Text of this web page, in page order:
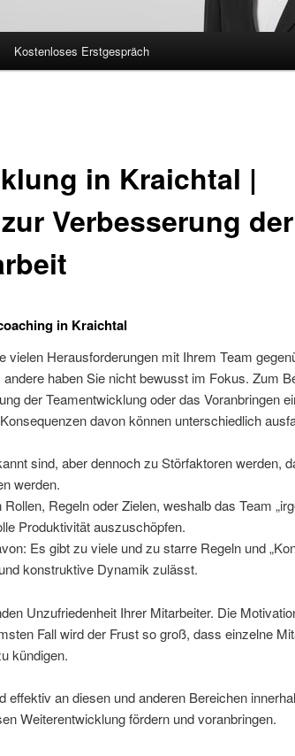
Kostenloses Erstgespräch
in Kraichtal |
Verbesserung der
in Kraichtal
vielen Herausforderungen mit Ihrem Team
haben Sie nicht bewusst im Fokus. Zum
der Teamentwicklung oder das Voranbringen
davon können unterschiedlich
sind, aber dennoch zu Störfaktoren werden,
werden.
Regeln oder Zielen, weshalb das Team
Produktivität auszuschöpfen.
Es gibt zu viele und zu starre Regeln und
konstruktive Dynamik zulässt.
Unzufriedenheit Ihrer Mitarbeiter. Die
Fall wird der Frust so groß, dass einzelne
kündigen.
effektiv an diesen und anderen Bereichen
Weiterentwicklung fördern und voranbringen.